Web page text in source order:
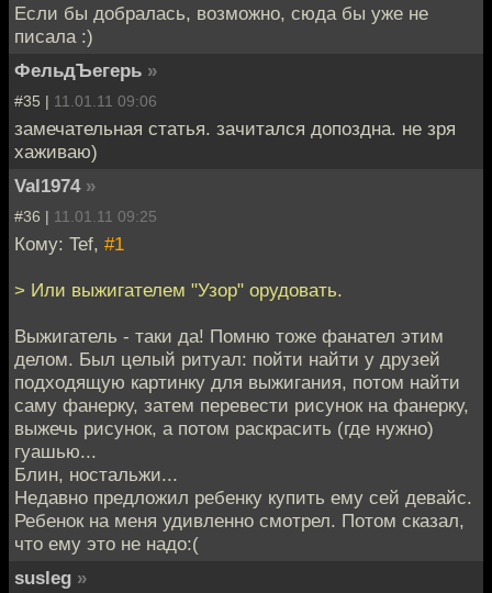
Если бы добралась, возможно, сюда бы уже не
писала :)
ФельдЪегерь »
#35 | 11.01.11 09:06
замечательная статья. зачитался допоздна. не зря
хаживаю)
Val1974 »
#36 | 11.01.11 09:25
Кому: Tef, #1
> Или выжигателем "Узор" орудовать.
Выжигатель - таки да! Помню тоже фанател этим
делом. Был целый ритуал: пойти найти у друзей
подходящую картинку для выжигания, потом найти
саму фанерку, затем перевести рисунок на фанерку,
выжечь рисунок, а потом раскрасить (где нужно)
гуашью...
Блин, ностальжи...
Недавно предложил ребенку купить ему сей девайс.
Ребенок на меня удивленно смотрел. Потом сказал,
что ему это не надо:(
susleg »